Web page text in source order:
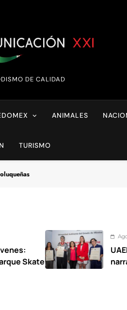
XXI
DE CALIDAD
ANIMALES
TURISMO
Agosto 7, 2026
UAEMéx abre
narrativas